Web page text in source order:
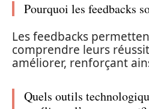
Pourquoi les feedbacks
Les feedbacks
comprendre leurs
améliorer, renforçant
Quels outils